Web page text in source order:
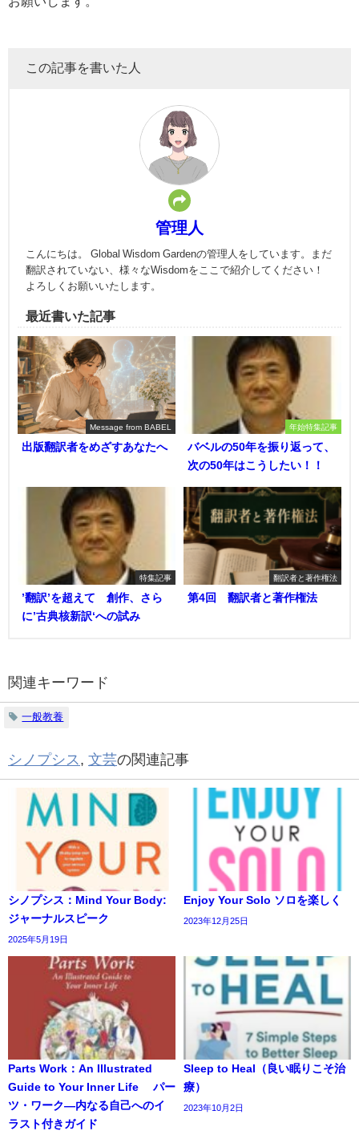
この記事を書いた人
管理人
こんにちは。 Global Wisdom Gardenの管理人をしています。まだ
翻訳されていない、様々なWisdomをここで紹介してください！
よろしくお願いいたします。
最近書いた記事
Message from BABEL
出版翻訳者をめざすあなたへ
年始特集記事
バベルの50年を振り返って、
次の50年はこうしたい！！
特集記事
’翻訳’を超えて 創作、さら
に’古典核新訳‘への試み
翻訳者と著作権法
第4回 翻訳者と著作権法
関連キーワード
一般教養
シノプシス , 文芸の関連記事
シノプシス：Mind Your Body:
ジャーナルスピーク
2025年5月19日
Enjoy Your Solo ソロを楽しく
2023年12月25日
Parts Work：An Illustrated
Guide to Your Inner Life パー
ツ・ワーク―内なる自己へのイ
ラスト付きガイド
Sleep to Heal（良い眠りこそ治
療）
2023年10月2日